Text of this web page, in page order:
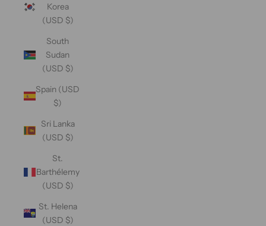
Korea
(USD $)
South
Sudan
(USD $)
Spain (USD
$)
Sri Lanka
(USD $)
St.
Barthélemy
(USD $)
St. Helena
(USD $)